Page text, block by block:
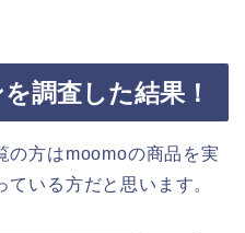
調査した結果！
の方はmoomoの商品を実
いる方だと思います。